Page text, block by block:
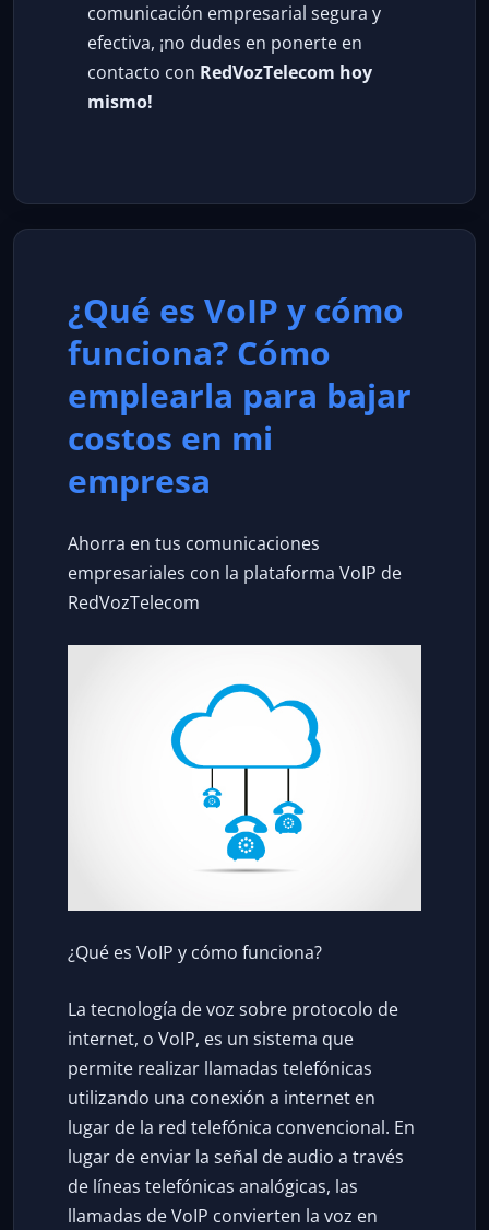
comunicación empresarial segura y
efectiva, ¡no dudes en ponerte en
contacto con RedVozTelecom hoy
mismo!
¿Qué es VoIP y cómo
funciona? Cómo
emplearla para bajar
costos en mi
empresa
Ahorra en tus comunicaciones
empresariales con la plataforma VoIP de
RedVozTelecom
¿Qué es VoIP y cómo funciona?
La tecnología de voz sobre protocolo de
internet, o VoIP, es un sistema que
permite realizar llamadas telefónicas
utilizando una conexión a internet en
lugar de la red telefónica convencional. En
lugar de enviar la señal de audio a través
de líneas telefónicas analógicas, las
llamadas de VoIP convierten la voz en